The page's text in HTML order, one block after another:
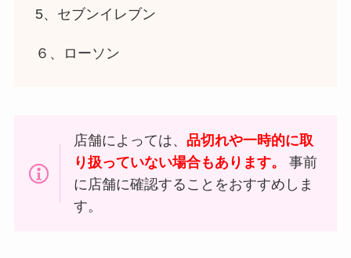
5、セブンイレブン
６、ローソン
店舗によっては、 品切れや一時的に取
り扱っていない場合もあります。
事前
に店舗に確認することをおすすめしま
す。